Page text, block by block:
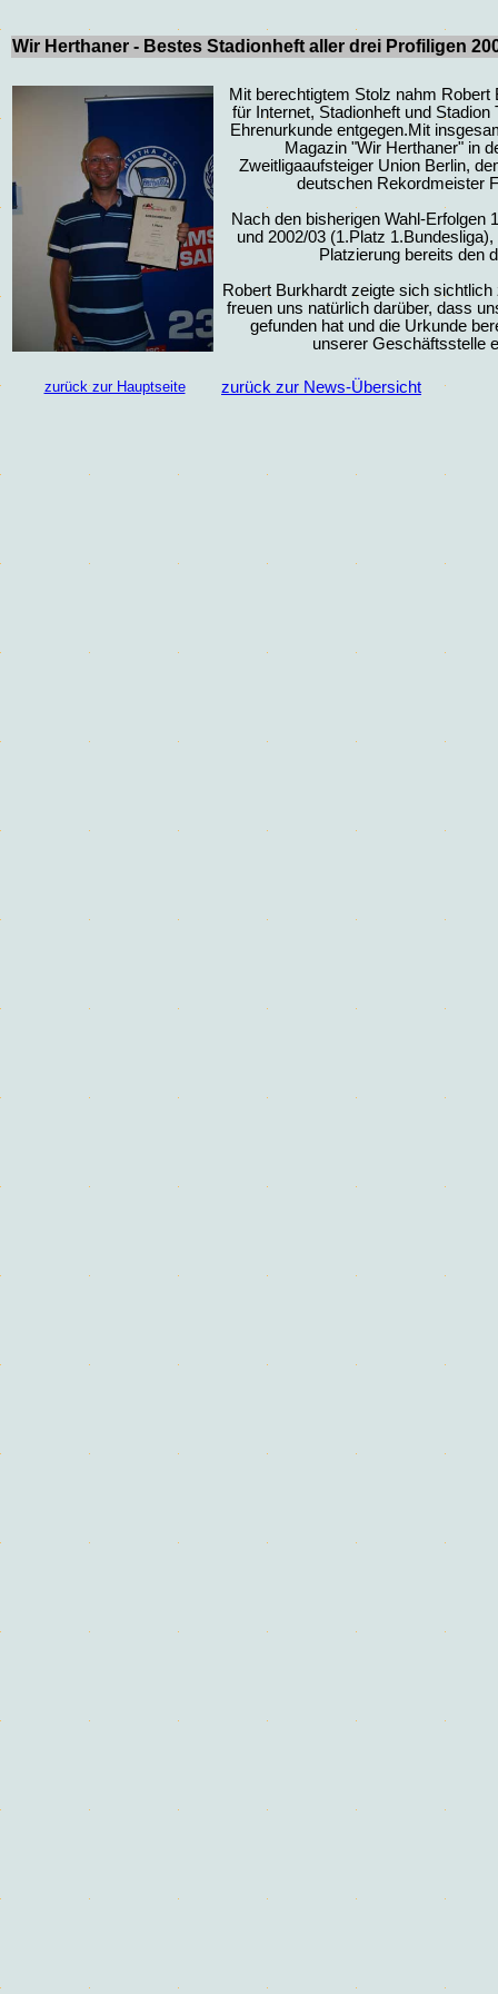
Wir Herthaner - Bestes Stadionheft aller drei Profiligen
Mit berechtigtem Stolz nahm
für Internet, Stadionheft und
Ehrenurkunde entgegen.Mit
Magazin "Wir Herthaner" in
Zweitligaaufsteiger Union Berlin,
deutschen Rekordmeister
Nach den bisherigen Wahl-Erfolgen
und 2002/03 (1.Platz
Platzierung bereits den
Robert Burkhardt zeigte sich
freuen uns natürlich darüber, dass
gefunden hat und die Urkunde
unserer Geschäftsstelle
zurück zur Hauptseite zurück zur News-Übersicht